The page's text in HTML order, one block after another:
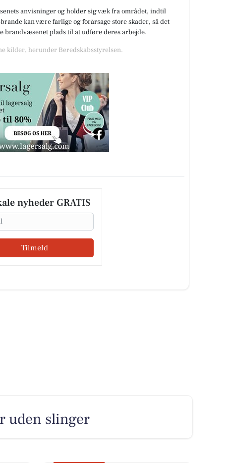
anvisninger og holder sig væk fra området, indtil
kan være farlige og forårsage store skader, så det
brandvæsenet plads til at udføre deres arbejde.
kilder, herunder Beredskabsstyrelsen.
nyheder GRATIS
Tilmeld
uden slinger